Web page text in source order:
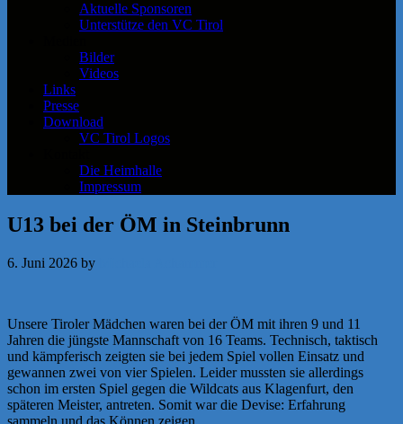
Aktuelle Sponsoren
Unterstütze den VC Tirol
Bilder
Videos
Links
Presse
Download
VC Tirol Logos
Die Heimhalle
Impressum
U13 bei der ÖM in Steinbrunn
6. Juni 2026 by
Unsere Tiroler Mädchen waren bei der ÖM mit ihren 9 und 11
Jahren die jüngste Mannschaft von 16 Teams. Technisch, taktisch
und kämpferisch zeigten sie bei jedem Spiel vollen Einsatz und
gewannen zwei von vier Spielen. Leider mussten sie allerdings
schon im ersten Spiel gegen die Wildcats aus Klagenfurt, den
späteren Meister, antreten. Somit war die Devise: Erfahrung
sammeln und das Können zeigen.